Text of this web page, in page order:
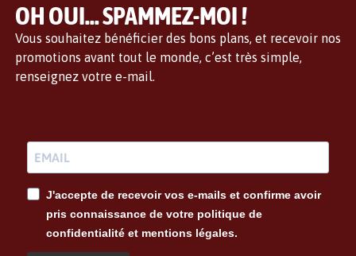
OH OUI... SPAMMEZ-MOI !
Vous souhaitez bénéficier des bons plans, et recevoir nos
promotions avant tout le monde, c’est très simple,
renseignez votre e-mail.
J'accepte de recevoir vos e-mails et confirme avoir
pris connaissance de votre politique de
confidentialité et mentions légales.